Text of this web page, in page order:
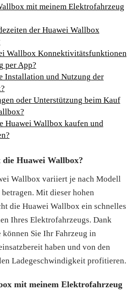
mit meinem Elektrofahrzeug
der Huawei Wallbox
Wallbox Konnektivitätsfunktionen
per App?
Installation und Nutzung der
oder Unterstützung beim Kauf
Huawei Wallbox kaufen und
Huawei Wallbox?
Wallbox variiert je nach Modell
Mit dieser hohen
die Huawei Wallbox ein schnelles
Ihres Elektrofahrzeugs. Dank
Sie Ihr Fahrzeug in
haben und von den
Ladegeschwindigkeit profitieren.
mit meinem Elektrofahrzeug